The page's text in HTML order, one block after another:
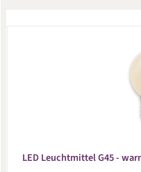
LED Leuchtmittel G45 -